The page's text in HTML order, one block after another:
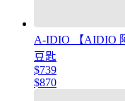
A-IDIO 【AIDIO
豆匙
$739
$870